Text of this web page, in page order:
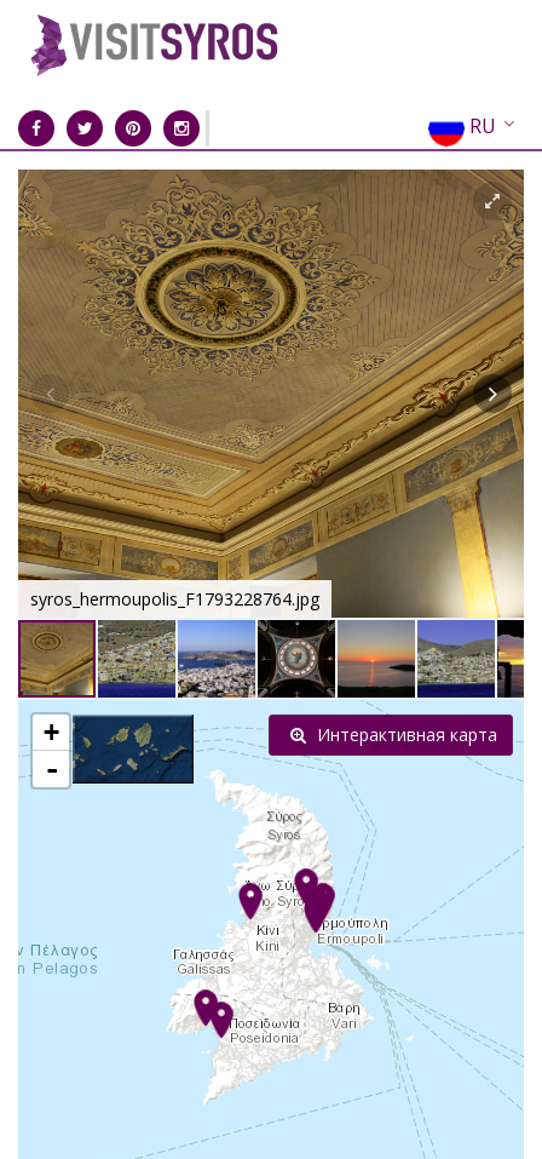
RU
EN
EL
FR
DE
IT
ES
CN
syros_hermoupolis_F1793228764.jpg
+
-
Интерактивная карта